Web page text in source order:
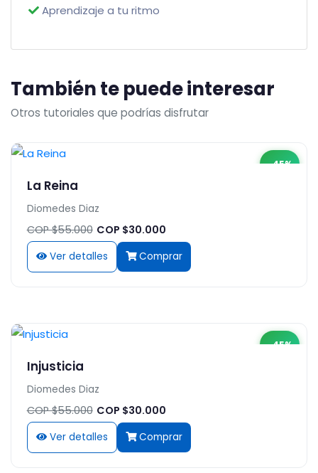
Aprendizaje a tu ritmo
También te puede interesar
Otros tutoriales que podrías disfrutar
-45%
La Reina
Diomedes Diaz
COP $55.000 COP $30.000
Ver detalles Comprar
-45%
Injusticia
Diomedes Diaz
COP $55.000 COP $30.000
Ver detalles Comprar